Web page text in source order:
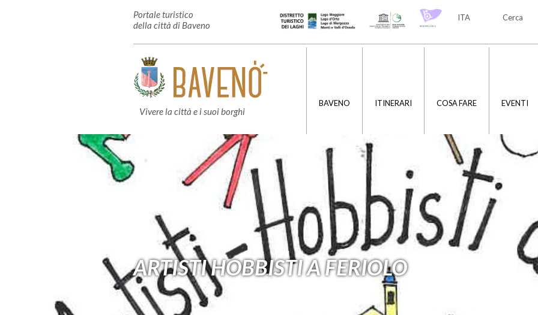
Portale turistico
della città di Baveno
Cerca
ITA
Vivere la città e i suoi borghi
BAVENO ITINERARI COSA FARE EVENTI
ARTISTI HOBBISTI A FERIOLO